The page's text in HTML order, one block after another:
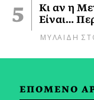
Κι αν η
Είναι…
ΜΥΛΑΙΔΗ
ΕΠΟΜΕΝΟ